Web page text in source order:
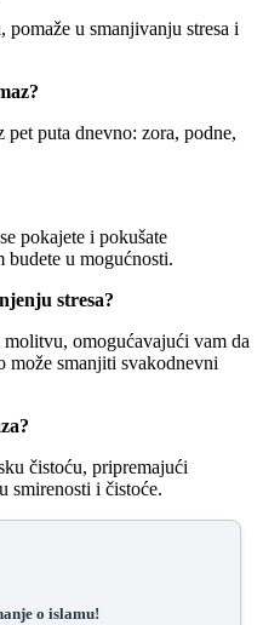
u smanjivanju stresa i
puta dnevno: zora, podne,
pokajete i pokušate
u mogućnosti.
stresa?
omogućavajući vam da
može smanjiti svakodnevni
čistoću, pripremajući
smirenosti i čistoće.
o islamu!